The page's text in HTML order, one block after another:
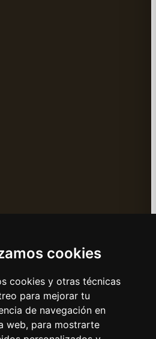
cookies
cookies y otras técnicas
para mejorar tu
de navegación en
web, para mostrarte